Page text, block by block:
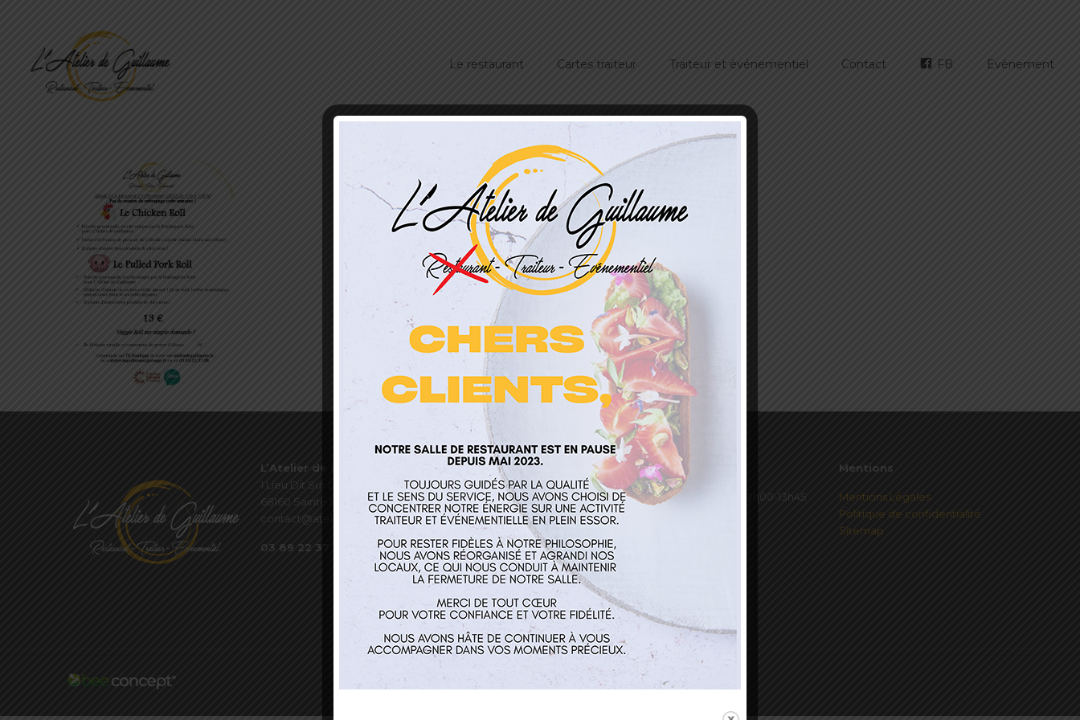
Le restaurant Cartes traiteur Traiteur et événementiel Contact FB Evènement
L’Atelier de Guillaume
1 Lieu Dit Sur Les Prés
68160 Sainte Marie Aux Mines
contact@atelierdeguillaume.fr
03 89 22 37 08
Nos services
Restaurant
Traiteur et événementiel
Contact
Horaires
Mardi au Vendredi 12h00-13h45
Mentions
Mentions Légales
Politique de confidentialité
Sitemap